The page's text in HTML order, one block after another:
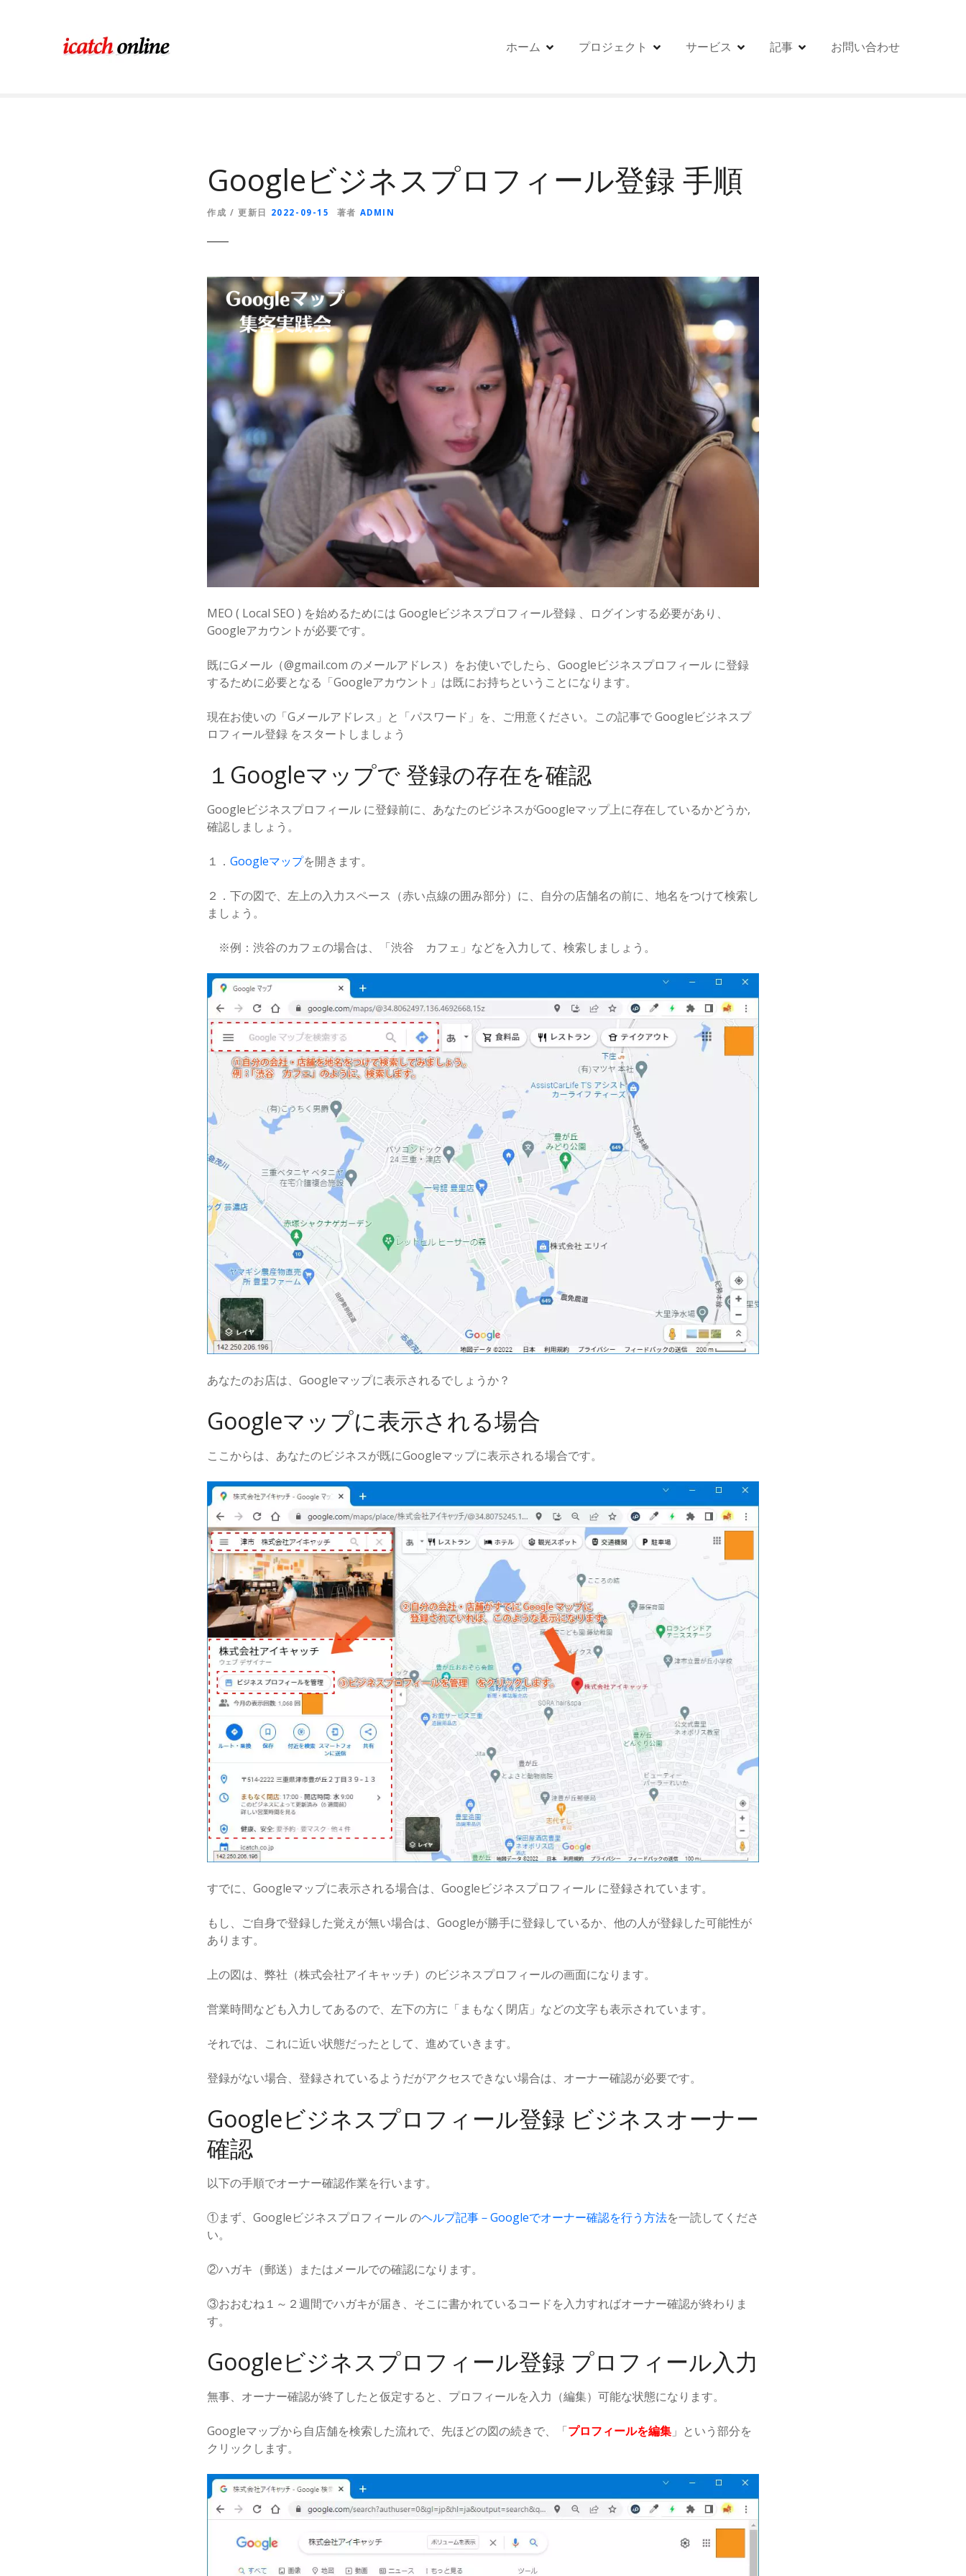
ホーム プロジェクト サービス 記事 お問い合わせ
Googleビジネスプロフィール登録 ⼿順
作成 / 更新日 2022-09-15 著者 ADMIN
MEO ( Local SEO ) を始めるためには Googleビジネスプロフィール登録 、ログインする必要があり、
Googleアカウントが必要です。
既にGメール（@gmail.com のメールアドレス）をお使いでしたら、Googleビジネスプロフィール に登録
するために必要となる「Googleアカウント」は既にお持ちということになります。
現在お使いの「Gメールアドレス」と「パスワード」を、ご用意ください。この記事で Googleビジネスプ
ロフィール登録 をスタートしましょう
１Googleマップで 登録の存在を確認
Googleビジネスプロフィール に登録前に、あなたのビジネスがGoogleマップ上に存在しているかどうか,
確認しましょう。
１． Googleマップを開きます。
２．下の図で、左上の入力スペース（赤い点線の囲み部分）に、自分の店舗名の前に、地名をつけて検索し
ましょう。
※例：渋谷のカフェの場合は、「渋谷 カフェ」などを入力して、検索しましょう。
あなたのお店は、Googleマップに表示されるでしょうか？
Googleマップに表示される場合
ここからは、あなたのビジネスが既にGoogleマップに表示される場合です。
すでに、Googleマップに表示される場合は、Googleビジネスプロフィール に登録されています。
もし、ご自身で登録した覚えが無い場合は、Googleが勝手に登録しているか、他の人が登録した可能性が
あります。
上の図は、弊社（株式会社アイキャッチ）のビジネスプロフィールの画面になります。
営業時間なども入力してあるので、左下の方に「まもなく閉店」などの文字も表示されています。
それでは、これに近い状態だったとして、進めていきます。
登録がない場合、登録されているようだがアクセスできない場合は、オーナー確認が必要です。
Googleビジネスプロフィール登録 ビジネスオーナー
確認
以下の手順でオーナー確認作業を行います。
①まず、Googleビジネスプロフィール のヘルプ記事－Googleでオーナー確認を行う方法を一読してくださ
い。
②ハガキ（郵送）またはメールでの確認になります。
③おおむね１～２週間でハガキが届き、そこに書かれているコードを入力すればオーナー確認が終わりま
す。
Googleビジネスプロフィール登録 プロフィール入力
無事、オーナー確認が終了したと仮定すると、プロフィールを入力（編集）可能な状態になります。
Googleマップから自店舗を検索した流れで、先ほどの図の続きで、「プロフィールを編集 」という部分を
クリックします。